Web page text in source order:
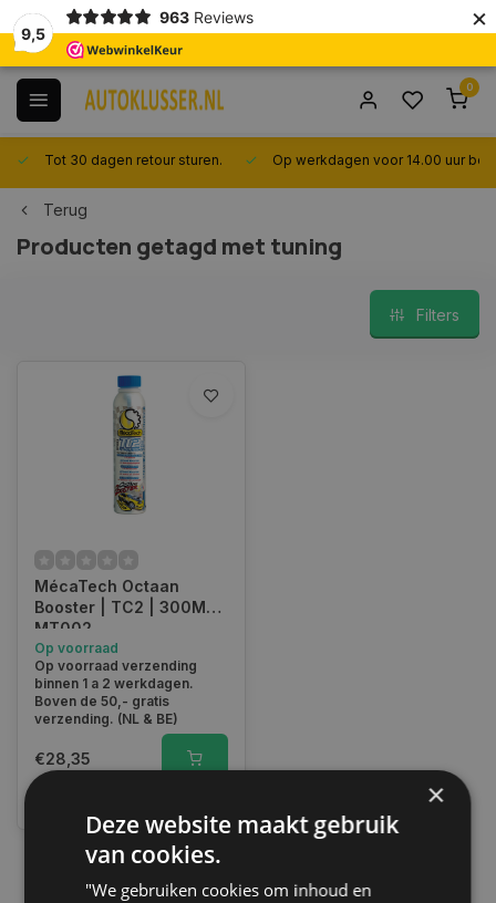
9,5
963 Reviews ×
0
Tot 30 dagen retour sturen. Op werkdagen voor 14.00 uur
Terug
Producten getagd met tuning
Filters
MécaTech Octaan
Booster | TC2 | 300ML |
MT002
Op voorraad
Op voorraad verzending
binnen 1 a 2 werkdagen.
Boven de 50,- gratis
verzending. (NL & BE)
€28,35
1
×
Deze website maakt gebruik
van cookies.
"We gebruiken cookies om inhoud en